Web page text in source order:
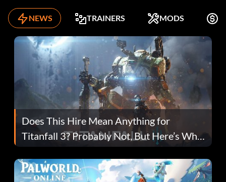
NEWS TRAINERS MODS
Does This Hire Mean Anything for
Titanfall 3? Probably Not, But Here’s Why
Fans Are Hopeful